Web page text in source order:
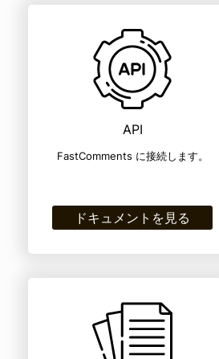
API
FastComments に接続します。
ドキュメントを見る